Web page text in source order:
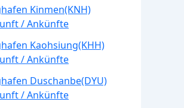
Kinmen(KNH)
/ Ankünfte
Kaohsiung(KHH)
/ Ankünfte
Duschanbe(DYU)
/ Ankünfte